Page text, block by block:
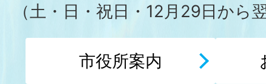
（土・日・祝日・12月29日から
市役所案内